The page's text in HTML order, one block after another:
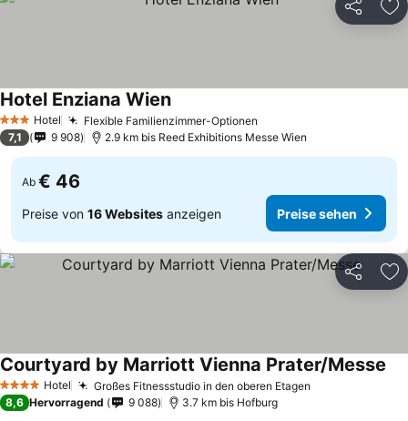
Teilen
3 SterneHotel Flexible Familienzimmer-Optionen
Hotel Enziana WienPreise sehen
7,1 9 908 2.9 km bis Reed Exhibitions Messe Wien
Ab € 46
Preise von 16 Websites anzeigen Preise sehen
Teilen
4 Sterne Hotel Großes Fitnessstudio in den oberen Etagen
Courtyard by Marriott Vienna Prater/Messe
8,6 Hervorragend 9 088 3.7 km bis Hofburg